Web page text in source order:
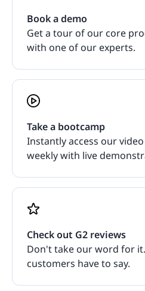
Book a demo
Get a tour of our core
with one of our experts.
Take a bootcamp
Instantly access our
weekly with live
Check out G2 reviews
Don't take our word for
customers have to say.